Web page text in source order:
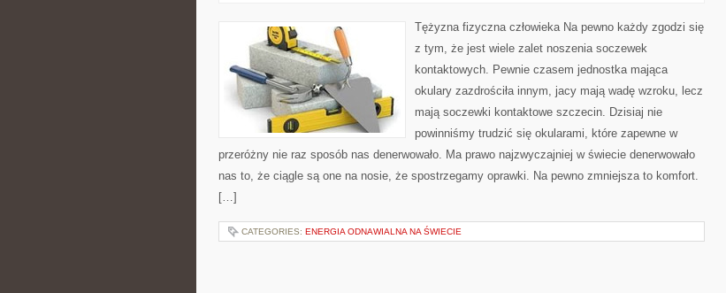
ZGODZI
SIĘ
TYM,
JEST
ZALET
NOSZENIA
SOCZEWEK
KONTAKTOWYCH
Tężyzna fizyczna człowieka Na pewno każdy zgodzi się
z tym, że jest wiele zalet noszenia soczewek
kontaktowych. Pewnie czasem jednostka mająca
okulary zazdrościła innym, jacy mają wadę wzroku, lecz
mają soczewki kontaktowe szczecin. Dzisiaj nie
powinniśmy trudzić się okularami, które zapewne w
przeróżny nie raz sposób nas denerwowało. Ma prawo najzwyczajniej w świecie denerwowało
nas to, że ciągle są one na nosie, że spostrzegamy oprawki. Na pewno zmniejsza to komfort.
[…]
CATEGORIES: ENERGIA ODNAWIALNA NA ŚWIECIE